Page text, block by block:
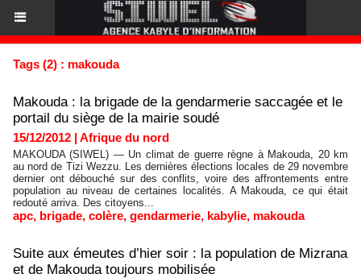
Tags (2) : makouda
Makouda : la brigade de la gendarmerie saccagée et le
portail du siège de la mairie soudé
15/12/2012 | Afrique du nord
MAKOUDA (SIWEL) — Un climat de guerre règne à Makouda, 20 km
au nord de Tizi Wezzu. Les dernières élections locales de 29 novembre
dernier ont débouché sur des conflits, voire des affrontements entre
population au niveau de certaines localités. A Makouda, ce qui était
redouté arriva. Des citoyens...
apc, brigade, colère, gendarmerie, kabylie, makouda
Suite aux émeutes d’hier soir : la population de Mizrana
et de Makouda toujours mobilisée